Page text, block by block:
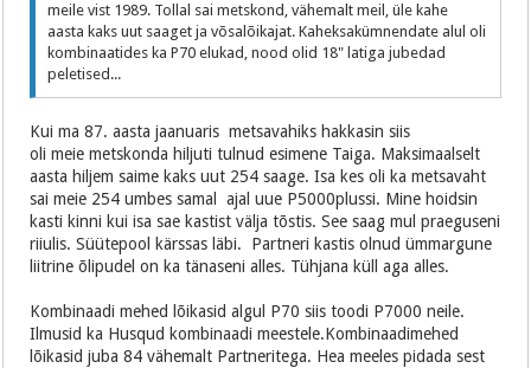
meile vist 1989. Tollal sai metskond, vähemalt meil, üle kahe
aasta kaks uut saaget ja võsalõikajat. Kaheksakümnendate alul oli
kombinaatides ka P70 elukad, nood olid 18" latiga jubedad
peletised...
Kui ma 87. aasta jaanuaris metsavahiks hakkasin siis
oli meie metskonda hiljuti tulnud esimene Taiga. Maksimaalselt
aasta hiljem saime kaks uut 254 saage. Isa kes oli ka metsavaht
sai meie 254 umbes samal ajal uue P5000plussi. Mine hoidsin
kasti kinni kui isa sae kastist välja tõstis. See saag mul praeguseni
riiulis. Süütepool kärssas läbi. Partneri kastis olnud ümmargune
liitrine õlipudel on ka tänaseni alles. Tühjana küll aga alles.
Kombinaadi mehed lõikasid algul P70 siis toodi P7000 neile.
Ilmusid ka Husqud kombinaadi meestele.Kombinaadimehed
lõikasid juba 84 vähemalt Partneritega. Hea meeles pidada sest